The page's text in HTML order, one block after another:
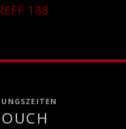
188